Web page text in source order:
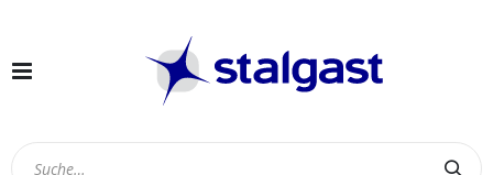
Navigation